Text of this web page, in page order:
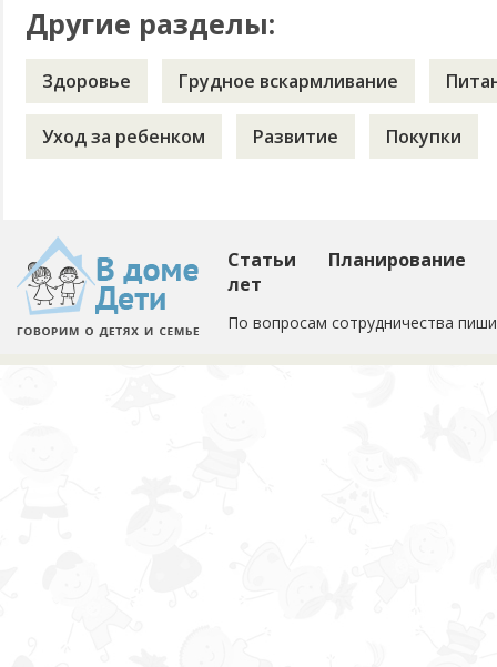
Другие разделы:
Здоровье Грудное вскармливание
Уход за ребенком Развитие Покупки
Статьи
Планирование
лет
По вопросам сотрудничества